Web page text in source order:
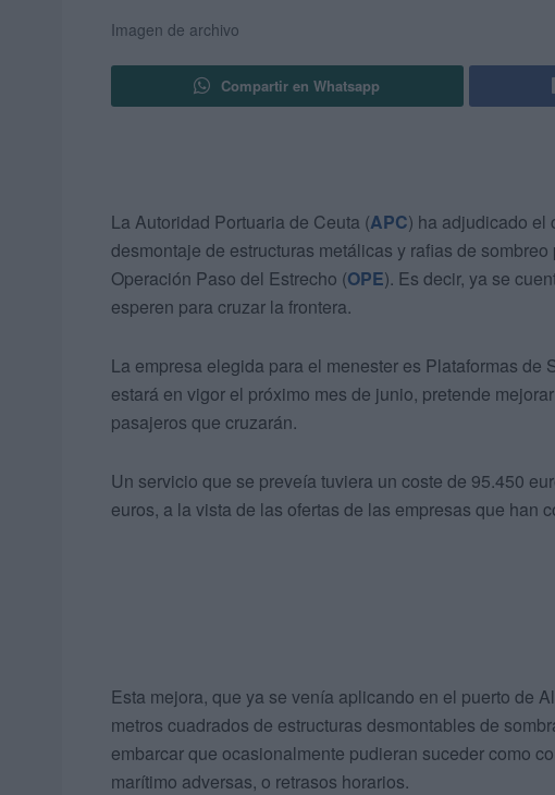
Imagen de archivo
Compartir en Whatsapp
La Autoridad Portuaria de Ceuta (APC) ha adjudicado el
desmontaje de estructuras metálicas y rafias de
Operación Paso del Estrecho (OPE). Es decir, ya se
esperen para cruzar la frontera.
La empresa elegida para el menester es Plataformas de
estará en vigor el próximo mes de junio, pretende
pasajeros que cruzarán.
Un servicio que se preveía tuviera un coste de 95.450
euros, a la vista de las ofertas de las empresas que han
Esta mejora, que ya se venía aplicando en el puerto de
metros cuadrados de estructuras desmontables de
embarcar que ocasionalmente pudieran suceder como
marítimo adversas, o retrasos horarios.